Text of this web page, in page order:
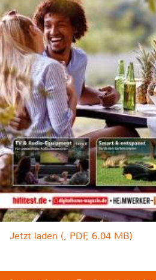
Jetzt laden (, PDF, 6.04 MB)